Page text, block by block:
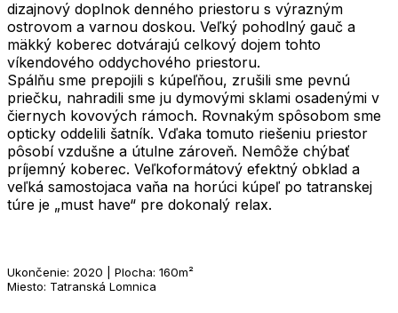
dizajnový doplnok denného priestoru s výrazným
ostrovom a varnou doskou. Veľký pohodlný gauč a
mäkký koberec dotvárajú celkový dojem tohto
víkendového oddychového priestoru.
Spálňu sme prepojili s kúpeľňou, zrušili sme pevnú
priečku, nahradili sme ju dymovými sklami osadenými v
čiernych kovových rámoch. Rovnakým spôsobom sme
opticky oddelili šatník. Vďaka tomuto riešeniu priestor
pôsobí vzdušne a útulne zároveň. Nemôže chýbať
príjemný koberec. Veľkoformátový efektný obklad a
veľká samostojaca vaňa na horúci kúpeľ po tatranskej
túre je „must have“ pre dokonalý relax.
Ukončenie: 2020 | Plocha: 160m²
Miesto: Tatranská Lomnica